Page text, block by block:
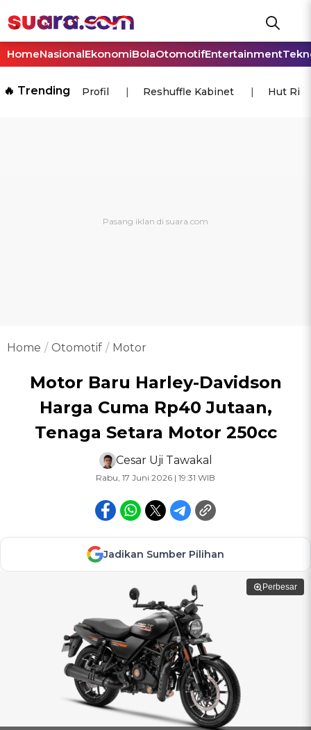
HomeNasionalEkonomiBolaOtomotifEntertainment
🔥 Trending Profil Reshuffle Kabinet Hut Ri
Home Otomotif Motor
Motor Baru Harley-Davidson
Harga Cuma Rp40 Jutaan,
Tenaga Setara Motor 250cc
Cesar Uji Tawakal
Rabu, 17 Juni 2026 | 19:31 WIB
Jadikan Sumber Pilihan
Perbesar